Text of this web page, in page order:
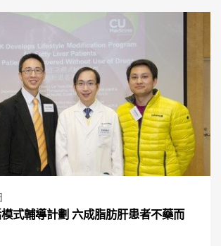
式輔導計劃 六成脂肪肝患者不藥而